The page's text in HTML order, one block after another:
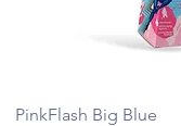
Ātrais skats
PinkFlash Big Blue